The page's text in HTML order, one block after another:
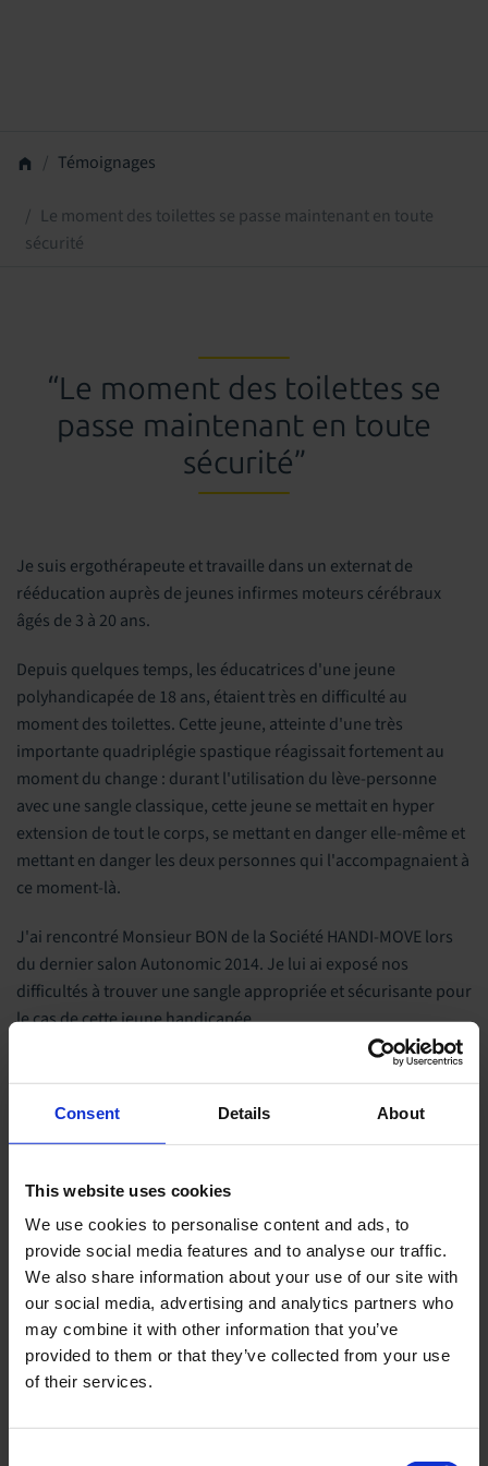
Consent Details About
This website uses cookies
We use cookies to personalise content and ads, to
provide social media features and to analyse our traffic.
We also share information about your use of our site with
our social media, advertising and analytics partners who
may combine it with other information that you’ve
provided to them or that they’ve collected from your use
of their services.
Témoignages
Le moment des toilettes se passe maintenant en toute
sécurité
“Le moment des toilettes se
passe maintenant en toute
sécurité”
Je suis ergothérapeute et travaille dans un externat de
rééducation auprès de jeunes infirmes moteurs cérébraux
âgés de 3 à 20 ans.
Depuis quelques temps, les éducatrices d'une jeune
polyhandicapée de 18 ans, étaient très en difficulté au
moment des toilettes. Cette jeune, atteinte d'une très
importante quadriplégie spastique réagissait fortement au
moment du change : durant l'utilisation du lève-personne
avec une sangle classique, cette jeune se mettait en hyper
extension de tout le corps, se mettant en danger elle-même et
mettant en danger les deux personnes qui l'accompagnaient à
ce moment-là.
J'ai rencontré Monsieur BON de la Société HANDI-MOVE lors
du dernier salon Autonomic 2014. Je lui ai exposé nos
difficultés à trouver une sangle appropriée et sécurisante pour
le cas de cette jeune handicapée.
Monsieur Bon est venu sur notre site pour bien se rendre
ensemble et concevoir une sangle personnalisée avec :
blocage de tous mouvements du tronc (attache cuisses/
tronc)
blocage des membres inférieurs (attache pieds /jambes)
attaches au niveau des poignets
Le moment des toilettes avec cette jeune se passe maintenant
en toute sécurité.
avec une ergothérapeute et je remercie la Société HANDI-
MOVE d'avoir accepté de réaliser une sangle unique sur